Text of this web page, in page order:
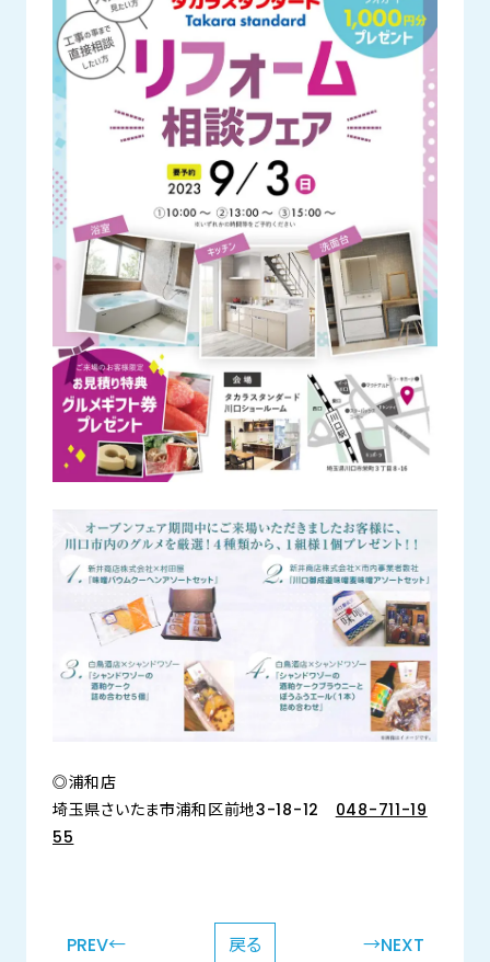
◎浦和店
埼玉県さいたま市浦和区前地3-18-12 048-711-19
55
PREV← 戻る →NEXT